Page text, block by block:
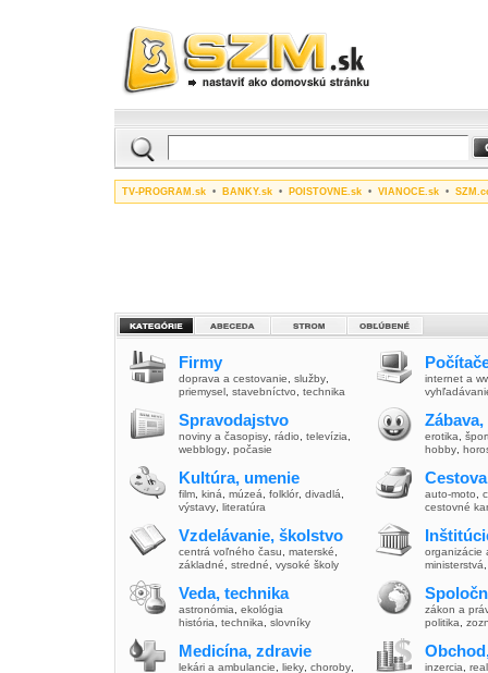
TV-PROGRAM.sk • BANKY.sk • POISTOVNE.sk • VIANOCE.sk •
Firmy
doprava a cestovanie služby
priemysel stavebníctvo technika
Spravodajstvo
noviny a časopisy rádio televízia
webblogy počasie
Kultúra, umenie
film kiná múzeá folklór, divadlá
výstavy literatúra
Vzdelávanie, školstvo
centrá voľného času materské
základné
stredné vysoké školy
Veda, technika
astronómia
ekológia
história
technika slovníky
Medicína, zdravie
lekári a ambulancie lieky choroby
internet a
erotika
hobby
auto-moto
cestovné
organizácie
ministerstvá
zákon a
politika
inzercia